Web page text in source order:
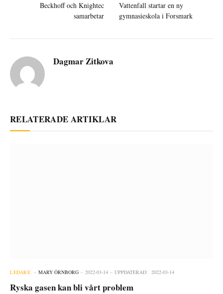
Beckhoff och Knightec
samarbetar
Vattenfall startar en ny
gymnasieskola i Forsmark
Dagmar Zitkova
RELATERADE ARTIKLAR
LEDARE MARY ÖRNBORG 2022-03-14 UPPDATERAD: 2022-03-14
Ryska gasen kan bli vårt problem